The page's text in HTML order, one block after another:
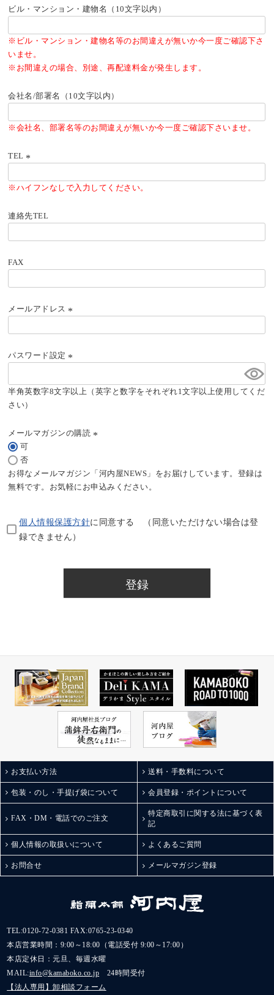
ビル・マンション・建物名（10文字以内）
※ビル・マンション・建物名等のお間違えが無いか今一度ご確認下さ
いませ。
※お間違えの場合、別途、再配達料金が発生します。
会社名/部署名（10文字以内）
※会社名、部署名等のお間違えが無いか今一度ご確認下さいませ。
TEL
須)
※ハイフンなしで入力してください。
連絡先TEL
FAX
メールアドレス
パスワード設定
須)
半角英数字8文字以上（英字と数字をそれぞれ1文字以上使用してくだ
さい）
メールマガジンの購読
可
否
お得なメールマガジン「河内屋NEWS」をお届けしています。登録は
無料です。お気軽にお申込みください。
個人情報保護方針に同意する （同意いただけない場合は登
録できません）
登録
お支払い方法 送料・手数料について
包装・のし・手提げ袋について 会員登録・ポイントについて
FAX・DM・電話でのご注文
特定商取引に関する法に基づく表
記
個人情報の取扱いについて よくあるご質問
お問合せ メールマガジン登録
TEL:0120-72-0381
FAX:0765-23-0340
本店営業時間：9:00～18:00（電話受付 9:00～17:00）
本店定休日：元旦、毎週水曜
MAIL:info@kamaboko.co.jp 24時間受付
【法人専用】卸相談フォーム